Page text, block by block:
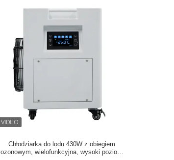
Chłodziarka do lodu 430W z obiegiem
ozonowym, wielofunkcyjna, wysoki poziom